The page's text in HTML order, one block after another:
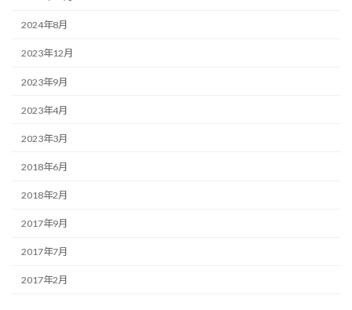
2024年8月
2023年12月
2023年9月
2023年4月
2023年3月
2018年6月
2018年2月
2017年9月
2017年7月
2017年2月